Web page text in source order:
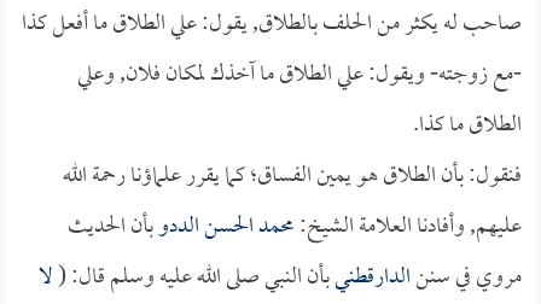
صاحب له يكثر من الحلف بالطلاق, يقول: علي الطلاق ما أفعل كذا
-مع زوجته- ويقول: علي الطلاق ما آخذك لمكان فلان, وعلي
الطلاق ما كذا.
فنقول: بأن الطلاق هو يمين الفساق؛ كما يقرر علماؤنا رحمة الله
عليهم, وأفادنا العلامة الشيخ:محمد الحسن الددوبأن الحديث
مروي في سننالدارقطنيبأن النبي صلى الله عليه وسلم قال: (لا